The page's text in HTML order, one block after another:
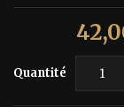
Quantité